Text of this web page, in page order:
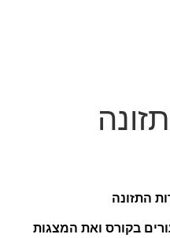
התזונה
בקורס ואת המצגות